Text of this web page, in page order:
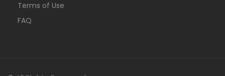
Terms of Use
FAQ